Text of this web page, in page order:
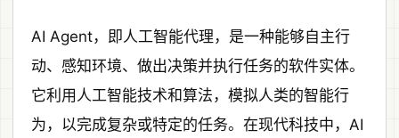
AI Agent，即人工智能代理，是一种能够自主行
动、感知环境、做出决策并执行任务的软件实体。
它利用人工智能技术和算法，模拟人类的智能行
为，以完成复杂或特定的任务。在现代科技中，AI